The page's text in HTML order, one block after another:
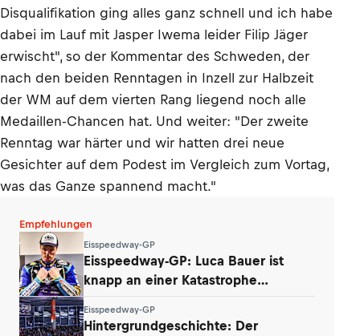
Disqualifikation ging alles ganz schnell und ich habe
dabei im Lauf mit Jasper Iwema leider Filip Jäger
erwischt", so der Kommentar des Schweden, der
nach den beiden Renntagen in Inzell zur Halbzeit
der WM auf dem vierten Rang liegend noch alle
Medaillen-Chancen hat. Und weiter: "Der zweite
Renntag war härter und wir hatten drei neue
Gesichter auf dem Podest im Vergleich zum Vortag,
was das Ganze spannend macht."
Empfehlungen
Eisspeedway-GP
Eisspeedway-GP: Luca Bauer ist
knapp an einer Katastrophe
Eisspeedway-GP
Hintergrundgeschichte: Der